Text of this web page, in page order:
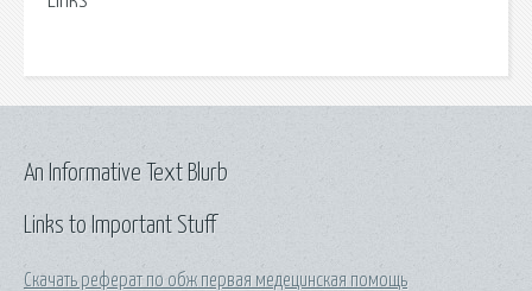
Links to Important Stuff
Скачать реферат по обж первая медецинская помощь
An Informative Text Blurb